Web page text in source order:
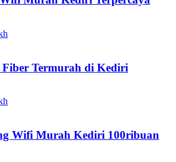
Fiber Termurah di Kediri
Wifi Murah Kediri 100ribuan